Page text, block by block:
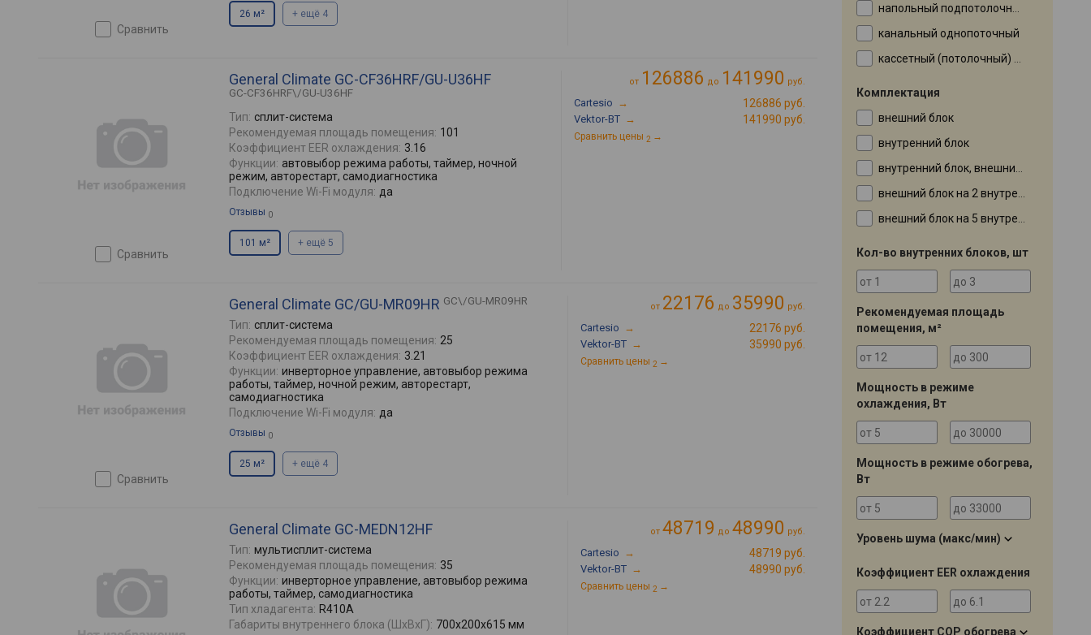
сравнить
26 м² + ещё 4
сравнить
General Climate GC-CF36HRF/GU-U36HF
GC-CF36HRF\/GU-U36HF
Тип: сплит-система
Рекомендуемая площадь помещения: 101
Коэффициент EER охлаждения: 3.16
Функции: автовыбор режима работы, таймер, ночной
режим, авторестарт, самодиагностика
Подключение Wi-Fi модуля: да
Отзывы 0
101 м² + ещё 5
от 126886 до 141990 руб.
Cartesio → 126886 руб.
Vektor-BT → 141990 руб.
Сравнить цены 2 →
сравнить
General Climate GC/GU-MR09HR GC\/GU-MR09HR
Тип: сплит-система
Рекомендуемая площадь помещения: 25
Коэффициент EER охлаждения: 3.21
Функции: инверторное управление, автовыбор режима
работы, таймер, ночной режим, авторестарт,
самодиагностика
Подключение Wi-Fi модуля: да
Отзывы 0
25 м² + ещё 4
от 22176 до 35990 руб.
Cartesio → 22176 руб.
Vektor-BT → 35990 руб.
Сравнить цены 2 →
General Climate GC-MEDN12HF
Тип: мультисплит-система
Рекомендуемая площадь помещения: 35
Функции: инверторное управление, автовыбор режима
работы, таймер, самодиагностика
Тип хладагента: R410А
Габариты внутреннего блока (ШхВхГ): 700x200x615 мм
от 48719 до 48990 руб.
Cartesio → 48719 руб.
Vektor-BT → 48990 руб.
Сравнить цены 2 →
напольный подпотолочный
канальный однопоточный
кассетный (потолочный) однопоточный
Комплектация
внешний блок
внутренний блок
внутренний блок, внешний блок
внешний блок на 2 внутренних
внешний блок на 5 внутренних
Кол-во внутренних блоков, шт
Рекомендуемая площадь
помещения, м²
Мощность в режиме
охлаждения, Вт
Мощность в режиме обогрева,
Вт
Уровень шума (макс/мин)
Коэффициент EER охлаждения
Коэффициент COP обогрева